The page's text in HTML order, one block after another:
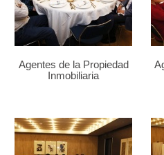
Agentes de la Propiedad
Inmobiliaria